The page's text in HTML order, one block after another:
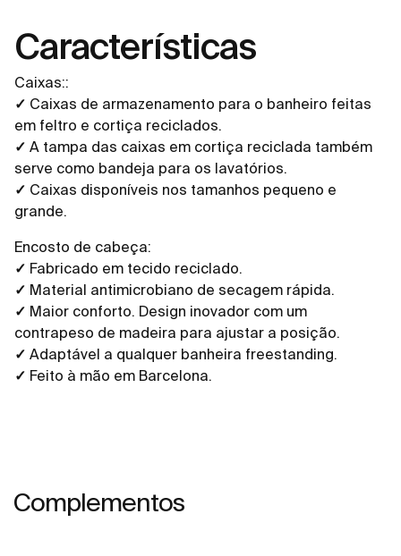
Características
Caixas::
✓ Caixas de armazenamento para o banheiro feitas
em feltro e cortiça reciclados.
✓ A tampa das caixas em cortiça reciclada também
serve como bandeja para os lavatórios.
✓ Caixas disponíveis nos tamanhos pequeno e
grande.
Encosto de cabeça:
✓ Fabricado em tecido reciclado.
✓ Material antimicrobiano de secagem rápida.
✓ Maior conforto. Design inovador com um
contrapeso de madeira para ajustar a posição.
✓ Adaptável a qualquer banheira freestanding.
✓ Feito à mão em Barcelona.
Complementos